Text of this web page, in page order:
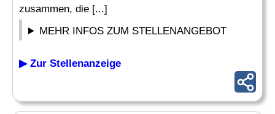
zusammen, die [...]
MEHR INFOS ZUM STELLENANGEBOT
▶ Zur Stellenanzeige